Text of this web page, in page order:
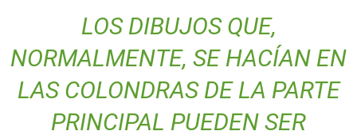
LOS DIBUJOS QUE,
NORMALMENTE, SE HACÍAN EN
LAS COLONDRAS DE LA PARTE
PRINCIPAL PUEDEN SER